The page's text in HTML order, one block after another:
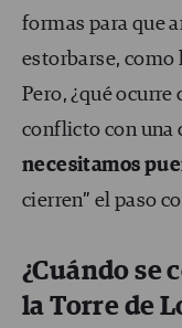
formas para que
estorbarse, como
Pero, ¿qué
conflicto con una
necesitamos
cierren” el paso
¿Cuándo se
la Torre de